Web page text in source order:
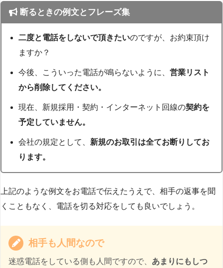
断るときの例文とフレーズ集
二度と電話をしないで頂きたいのですが、お約束頂け
ますか？
今後、こういった電話が鳴らないように、営業リスト
から削除してください。
現在、新規採用・契約・インターネット回線の契約を
予定していません。
会社の規定として、 新規のお取引は全てお断りしてお
ります。
上記のような例文をお電話で伝えたうえで、相手の返事を聞
くこともなく、電話を切る対応をしても良いでしょう。
相手も人間なので
迷惑電話をしている側も人間ですので、 あまりにもしつ